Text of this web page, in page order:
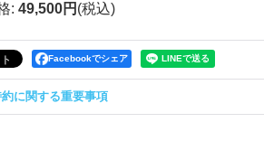
: 49,500円 (税込)
Facebookでシェア
に関する重要事項